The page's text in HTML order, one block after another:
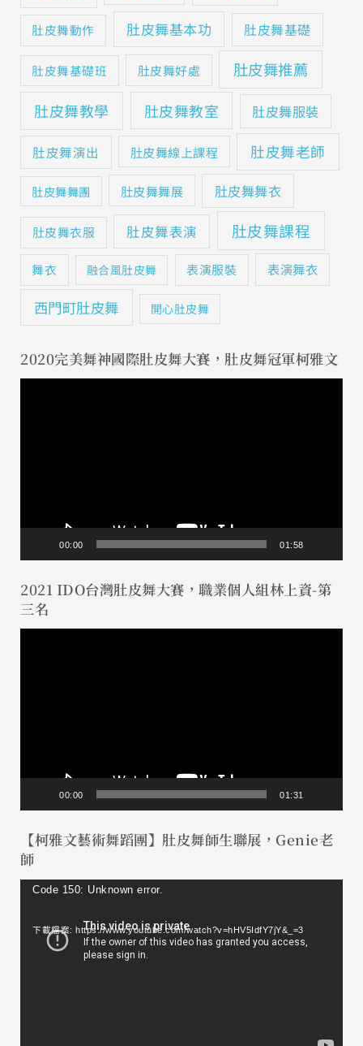
肚皮舞動作 肚皮舞基本功 肚皮舞基礎
肚皮舞基礎班 肚皮舞好處
肚皮舞推薦
肚皮舞教學
肚皮舞教室 肚皮舞服裝
肚皮舞演出 肚皮舞線上課程 肚皮舞老師
肚皮舞舞團 肚皮舞舞展 肚皮舞舞衣
肚皮舞衣服 肚皮舞表演 肚皮舞課程
舞衣 融合風肚皮舞 表演服裝 表演舞衣
西門町肚皮舞 開心肚皮舞
2020完美舞神國際肚皮舞大賽，肚皮舞冠軍柯雅文
00:00 01:58
2021 IDO台灣肚皮舞大賽，職業個人組林上資-第
三名
00:00 01:31
【柯雅文藝術舞蹈團】肚皮舞師生聯展，Genie老
師
視Code 150: Unknown error.
下載檔案: https://www.youtube.com/watch?v=hHV5IdfY7jY&_=3